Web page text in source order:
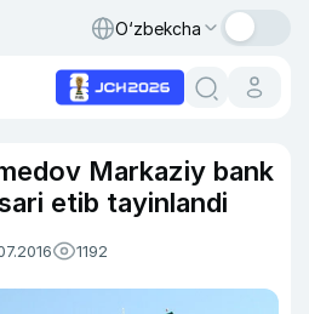
O‘zbekcha
Markaziy bank
etib tayinlandi
1192